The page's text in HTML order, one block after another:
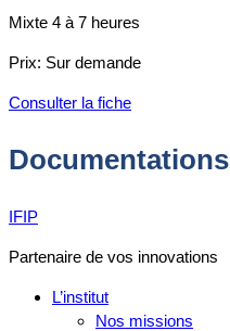
Mixte 4 à 7 heures
Prix: Sur demande
Consulter la fiche
Documentations
IFIP
Partenaire de vos innovations
L’institut
Nos missions